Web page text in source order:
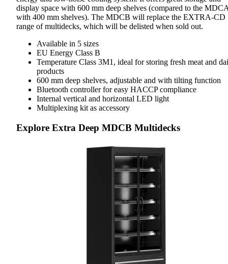
display space with 600 mm deep shelves (compared to the
with 400 mm shelves). The MDCB will replace the EXTRA-CD
range of multidecks, which will be delisted when sold out.
Available in 5 sizes
EU Energy Class B
Temperature Class 3M1, ideal for storing fresh meat and
products
600 mm deep shelves, adjustable and with tilting function
Bluetooth controller for easy HACCP compliance
Internal vertical and horizontal LED light
Multiplexing kit as accessory
Explore Extra Deep MDCB Multidecks